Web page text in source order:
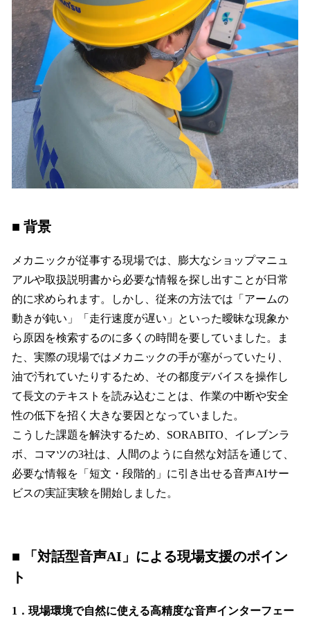
■ 背景
メカニックが従事する現場では、膨大なショップマニュ
アルや取扱説明書から必要な情報を探し出すことが日常
的に求められます。しかし、従来の方法では「アームの
動きが鈍い」「走行速度が遅い」といった曖昧な現象か
ら原因を検索するのに多くの時間を要していました。ま
た、実際の現場ではメカニックの手が塞がっていたり、
油で汚れていたりするため、その都度デバイスを操作し
て長文のテキストを読み込むことは、作業の中断や安全
性の低下を招く大きな要因となっていました。
こうした課題を解決するため、SORABITO、イレブンラ
ボ、コマツの3社は、人間のように自然な対話を通じて、
必要な情報を「短文・段階的」に引き出せる音声AIサー
ビスの実証実験を開始しました。
■
「対話型音声AI」による現場支援のポイン
ト
1．現場環境で自然に使える高精度な音声インターフェー